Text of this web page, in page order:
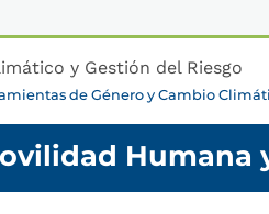
y Gestión del Riesgo
de Género y Cambio
Humana